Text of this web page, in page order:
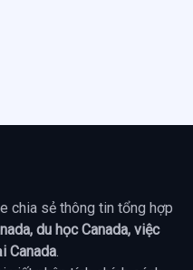
chia sẻ thông tin tổng hợp
du học Canada, việc
Canada.